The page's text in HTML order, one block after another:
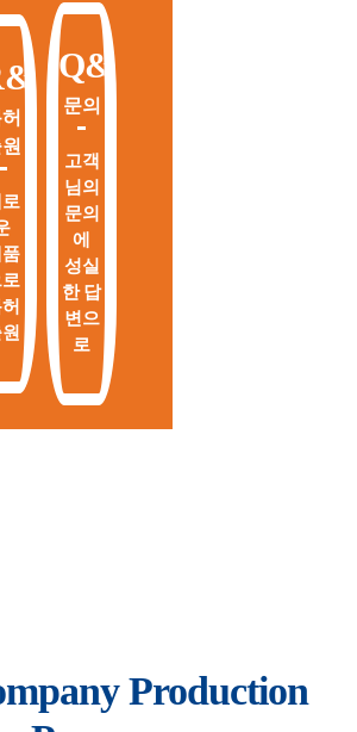
Q&A
문의
고객
님의
문의
에
성실
한 답
변으
로
Production